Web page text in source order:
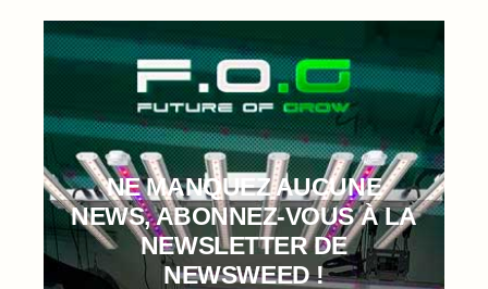
NE MANQUEZ AUCUNE
NEWS, ABONNEZ-VOUS À LA
NEWSLETTER DE
NEWSWEED !